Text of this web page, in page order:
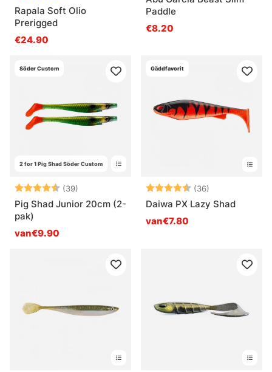
Rapala Soft Olio
Prerigged
€24.90
Paddle
€8.20
2 for 1 Pig Shad Söder Custom
Söder Custom
Beoordeling:
(39)
4.7 uit 5 sterren
Pig Shad Junior 20cm (2-
pak)
van€9.90
Gäddfavorit
Beoordeling:
(36)
Daiwa PX Lazy Shad
van€7.80